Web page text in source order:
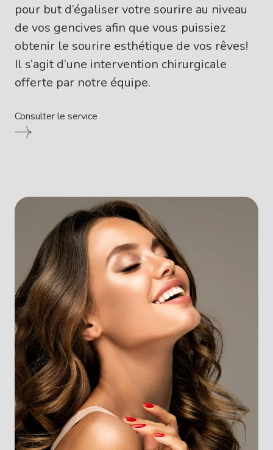
pour but d’égaliser votre sourire au niveau
de vos gencives afin que vous puissiez
obtenir le sourire esthétique de vos rêves!
Il s’agit d’une intervention chirurgicale
offerte par notre équipe.
Consulter le service